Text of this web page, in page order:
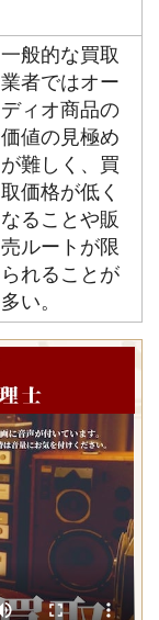
一般的な買取
業者ではオー
ディオ商品の
価値の見極め
が難しく、買
取価格が低く
なることや販
売ルートが限
られることが
多い。